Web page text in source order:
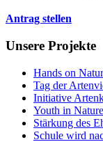
Antrag stellen
Unsere Projekte
Hands on
Tag der
Initiative
Youth in Nature
Stärkung des
Schule wird